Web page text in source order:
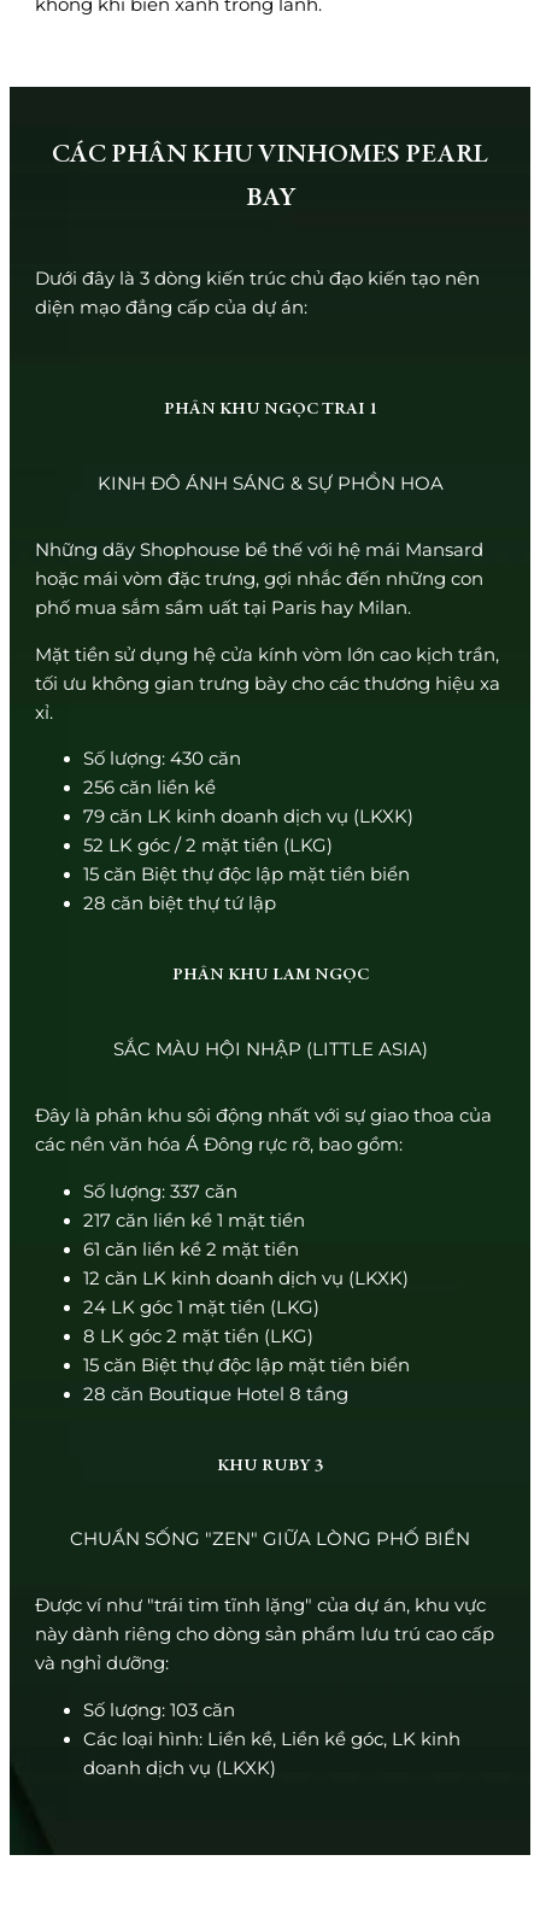
không khí biển xanh trong lành.
CÁC PHÂN KHU VINHOMES PEARL
BAY
Dưới đây là 3 dòng kiến trúc chủ đạo kiến tạo nên
diện mạo đẳng cấp của dự án:
PHÂN KHU NGỌC TRAI 1
KINH ĐÔ ÁNH SÁNG & SỰ PHỒN HOA
Những dãy Shophouse bề thế với hệ mái Mansard
hoặc mái vòm đặc trưng, gợi nhắc đến những con
phố mua sắm sầm uất tại Paris hay Milan.
Mặt tiền sử dụng hệ cửa kính vòm lớn cao kịch trần,
tối ưu không gian trưng bày cho các thương hiệu xa
xỉ.
Số lượng: 430 căn
256 căn liền kề
79 căn LK kinh doanh dịch vụ (LKXK)
52 LK góc / 2 mặt tiền (LKG)
15 căn Biệt thự độc lập mặt tiền biển
28 căn biệt thự tứ lập
PHÂN KHU LAM NGỌC
SẮC MÀU HỘI NHẬP (LITTLE ASIA)
Đây là phân khu sôi động nhất với sự giao thoa của
các nền văn hóa Á Đông rực rỡ, bao gồm:
Số lượng: 337 căn
217 căn liền kề 1 mặt tiền
61 căn liền kề 2 mặt tiền
12 căn LK kinh doanh dịch vụ (LKXK)
24 LK góc 1 mặt tiền (LKG)
8 LK góc 2 mặt tiền (LKG)
15 căn Biệt thự độc lập mặt tiền biển
28 căn Boutique Hotel 8 tầng
KHU RUBY 3
CHUẨN SỐNG "ZEN" GIỮA LÒNG PHỐ BIỂN
Được ví như "trái tim tĩnh lặng" của dự án, khu vực
này dành riêng cho dòng sản phẩm lưu trú cao cấp
và nghỉ dưỡng:
Số lượng: 103 căn
Các loại hình: Liền kề, Liền kề góc, LK kinh
doanh dịch vụ (LKXK)